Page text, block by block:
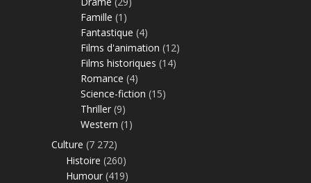
Famille (1)
Fantastique (4)
Films d'animation (12)
Films historiques (14)
Romance (4)
Science-fiction (15)
Thriller (9)
Western (1)
Culture (7 272)
Histoire (260)
Humour (419)